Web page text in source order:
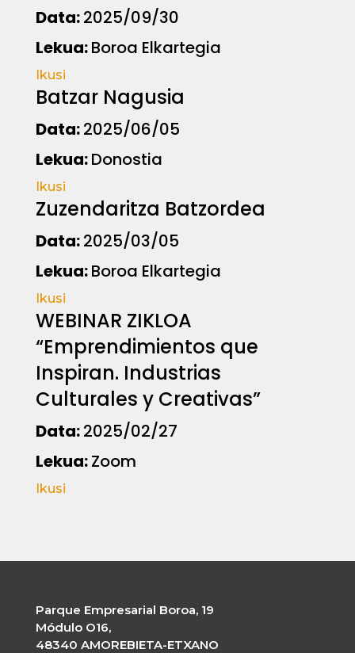
Data:2025/09/30
Lekua:Boroa Elkartegia
Ikusi
Batzar Nagusia
Data:2025/06/05
Lekua:Donostia
Ikusi
Zuzendaritza Batzordea
Data:2025/03/05
Lekua:Boroa Elkartegia
Ikusi
WEBINAR ZIKLOA
“Emprendimientos que
Inspiran. Industrias
Culturales y Creativas”
Data:2025/02/27
Lekua:Zoom
Ikusi
Parque Empresarial Boroa, 19
Módulo O16,
48340 AMOREBIETA-ETXANO